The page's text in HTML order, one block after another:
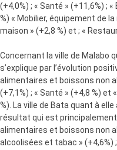
(+4,0%) ; « Santé » (+11,6%) ;
%) « Mobilier, équipement de
maison » (+2,8 %) et ; «
Concernant la ville de Malabo
s’explique par l’évolution
alimentaires et boissons non
(+7,1%) ; « Santé » (+4,8 %)
%). La ville de Bata quant à
résultat qui est principalement
alimentaires et boissons non
alcoolisées et tabac » (+4,6%)